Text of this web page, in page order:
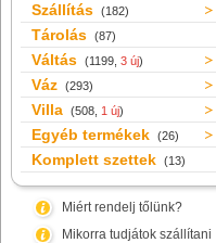
Szállítás (182)
Tárolás (87)
Váltás (1199, 3 új)
Váz (293)
Villa (508, 1 új)
Egyéb termékek (26)
Komplett szettek (13)
Miért rendelj tőlünk?
Mikorra tudjátok szállítani